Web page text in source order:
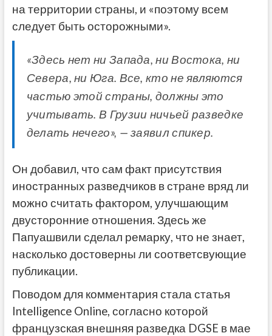
на территории страны, и «поэтому всем
следует быть осторожными».
«Здесь нет ни Запада, ни Востока, ни
Севера, ни Юга. Все, кто не являются
частью этой страны, должны это
учитывать. В Грузии ничьей разведке
делать нечего», — заявил спикер.
Он добавил, что сам факт присутствия
иностранных разведчиков в стране вряд ли
можно считать фактором, улучшающим
двусторонние отношения. Здесь же
Папуашвили сделал ремарку, что не знает,
насколько достоверны ли соответсвующие
публикации.
Поводом для комментария стала статья
Intelligence Online, согласно которой
французская внешняя разведка DGSE в мае